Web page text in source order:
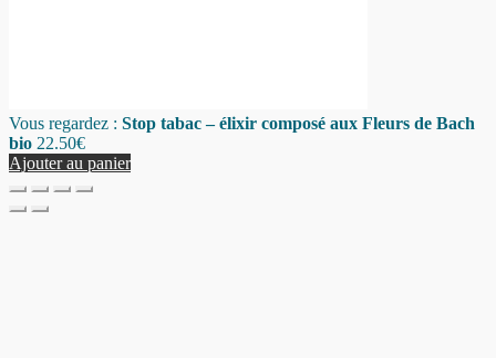
Vous regardez : Stop tabac – élixir composé aux Fleurs de Bach
bio 22.50€
Ajouter au panier